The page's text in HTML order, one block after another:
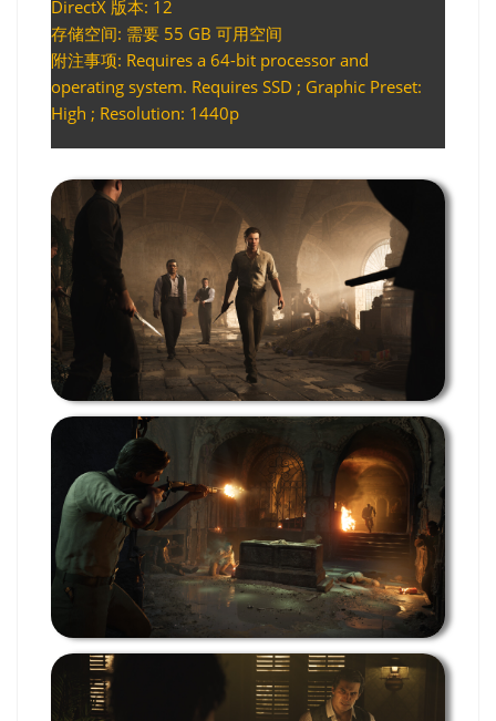
DirectX 版本: 12
存储空间: 需要 55 GB 可用空间
附注事项: Requires a 64-bit processor and
operating system. Requires SSD ; Graphic Preset:
High ; Resolution: 1440p